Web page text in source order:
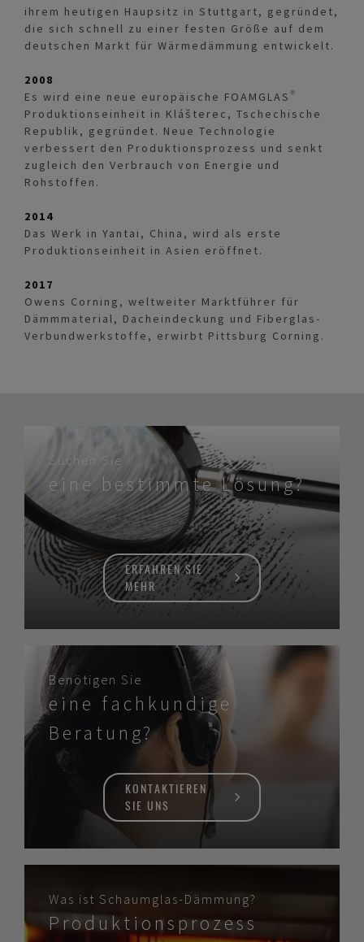
ihrem heutigen Haupsitz in Stuttgart, gegründet,
die sich schnell zu einer festen Größe auf dem
deutschen Markt für Wärmedämmung entwickelt.
2008
Es wird eine neue europäische FOAMGLAS®
Produktionseinheit in Klášterec, Tschechische
Republik, gegründet. Neue Technologie
verbessert den Produktionsprozess und senkt
zugleich den Verbrauch von Energie und
Rohstoffen.
2014
Das Werk in Yantai, China, wird als erste
Produktionseinheit in Asien eröffnet.
2017
Owens Corning, weltweiter Marktführer für
Dämmmaterial, Dacheindeckung und Fiberglas-
Verbundwerkstoffe, erwirbt Pittsburg Corning.
Suchen Sie
eine bestimmte Lösung?
ERFAHREN SIE
MEHR
Benötigen Sie
eine fachkundige
Beratung?
KONTAKTIEREN
SIE UNS
Was ist Schaumglas-Dämmung?
Produktionsprozess